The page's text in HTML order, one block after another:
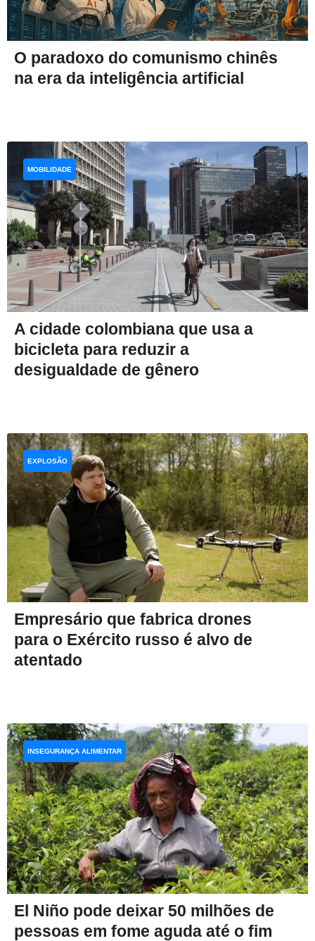
O paradoxo do comunismo chinês
na era da inteligência artificial
A cidade colombiana que usa a
bicicleta para reduzir a
desigualdade de gênero
MOBILIDADE
Empresário que fabrica drones
para o Exército russo é alvo de
atentado
EXPLOSÃO
El Niño pode deixar 50 milhões de
pessoas em fome aguda até o fim
INSEGURANÇA ALIMENTAR